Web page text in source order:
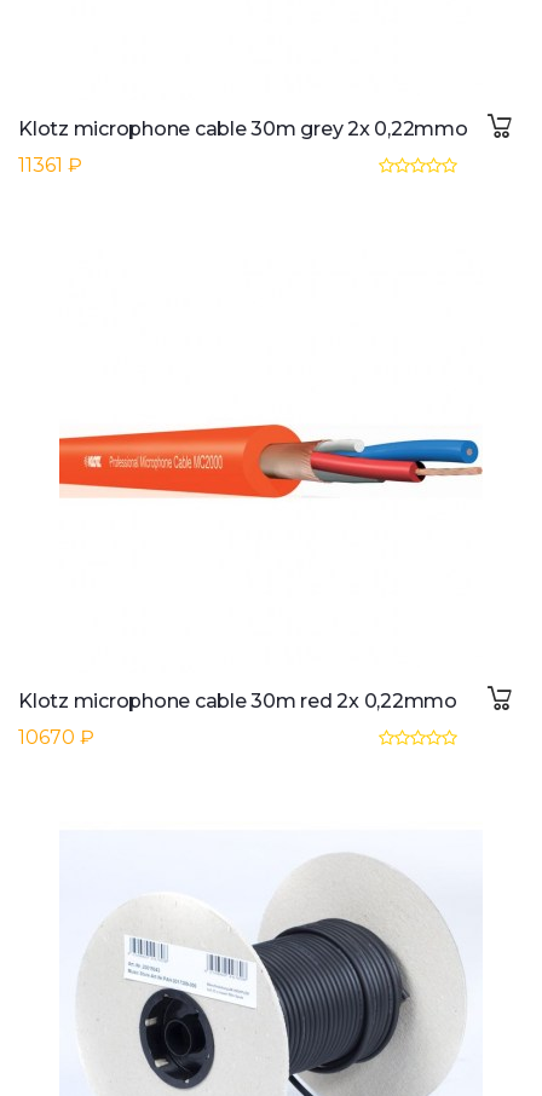
Klotz microphone cable 30m grey 2x 0,22mmo
11361 ₽
Klotz microphone cable 30m red 2x 0,22mmo
10670 ₽